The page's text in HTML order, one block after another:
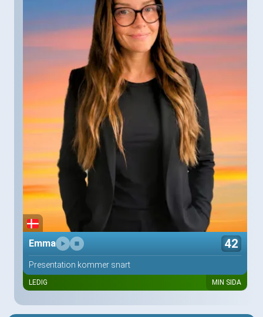
Emma 42
Presentation kommer snart
LEDIG MIN SIDA